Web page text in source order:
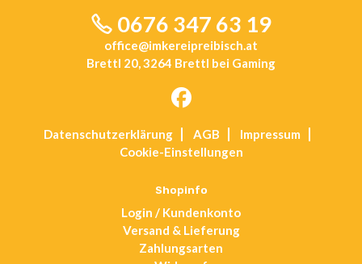
0676 347 63 19
office@imkereipreibisch.at
Brettl 20, 3264 Brettl bei Gaming
a
tab
Datenschutz­erklärung AGB
Impressum
Cookie-Einstellungen
Shopinfo
Login / Kundenkonto
Versand & Lieferung
Zahlungsarten